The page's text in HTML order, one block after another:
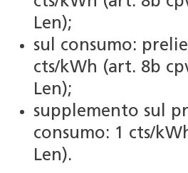
Len);
sul consumo:
cts/kWh (art. 8b
Len);
supplemento sul
consumo: 1 cts/
Len).